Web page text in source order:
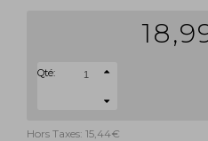
Qté:
Hors Taxes: 15,44€